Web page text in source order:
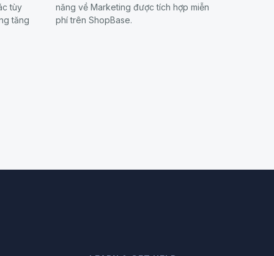
tùy
tăng
năng về Marketing được tích hợp miễn
phí trên ShopBase.